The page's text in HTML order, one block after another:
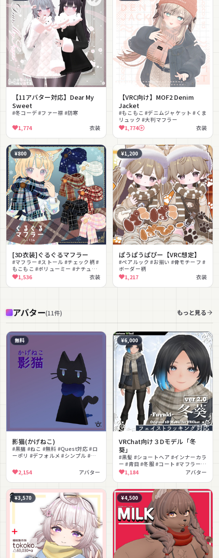
【11アバター対応】Dear My
Sweet
#冬コーデ #ファー襟 #防寒
1,774 衣装
【VRC向け】MOF2 Denim
Jacket
#もこもこ #デニムジャケット #くま
リュック #大判マフラー
1,774 衣装
¥800
[3D衣装]ぐるぐるマフラー
#マフラー #ストール #チェック柄 #
もこもこ #ボリューミー #ナチュラ
ル #カジュアル #色変更可能
#PhysBone揺れ
1,536 衣装
¥1,200
ぱうぱうぱぴー【VRC想定】
#ペアルック #お揃い #骨モチーフ #
ボーダー柄
1,217 衣装
アバター(11件) もっと見る
無料
影猫(かげねこ)
#黒猫 #ねこ #無料 #Quest対応 #ロ
ーポリ #デフォルメ #シンプル #マ
2,154 アバター
¥6,000
VRChat向け３Dモデル「冬
葵」
#黒髪 #ショートヘア #インナーカラ
ー #青目 #冬服 #コート #マフラー #
クール #ボーイッシュ #フェイスト
ラッキング
1,184 アバター
¥3,570 ¥4,500